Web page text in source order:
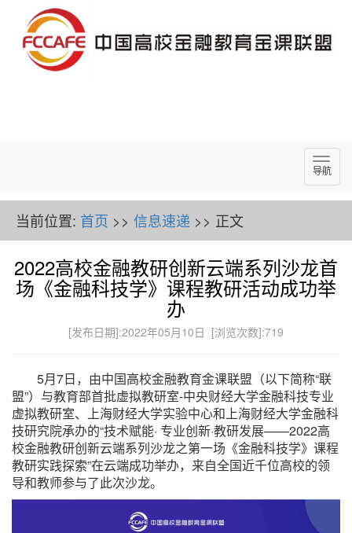
导
航
导航
当前位置: 首页 >> 信息速递 >> 正文
2022高校金融教研创新云端系列沙龙首
场《金融科技学》课程教研活动成功举
办
[发布日期]:2022年05月10日 [浏览次数]:719
5月7日，由中国高校金融教育金课联盟（以下简称“联
盟”）与教育部首批虚拟教研室-中央财经大学金融科技专业
虚拟教研室、上海财经大学实验中心和上海财经大学金融科
技研究院承办的“技术赋能· 专业创新·教研发展——2022高
校金融教研创新云端系列沙龙之第一场《金融科技学》课程
教研实践探索”在云端成功举办，来自全国近千位高校的领
导和教师参与了此次沙龙。